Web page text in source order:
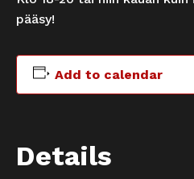
pääsy!
Add to calendar
Details